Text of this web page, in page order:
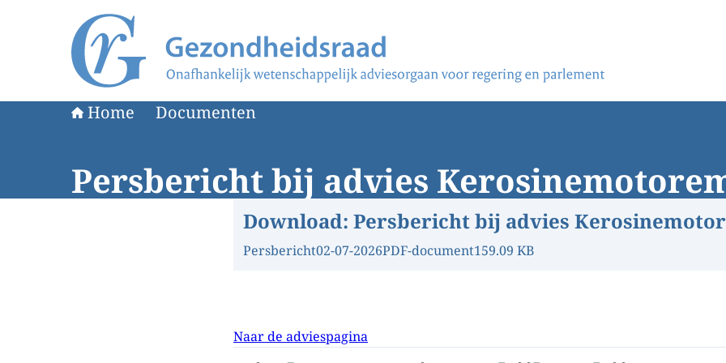
Naar de homepage van Gezondheidsraad
Home Documenten
Persbericht bij advies
Download: Persbericht bij advies
Persbericht02-07-2026PDF-document159.09 KB
Naar de adviespagina